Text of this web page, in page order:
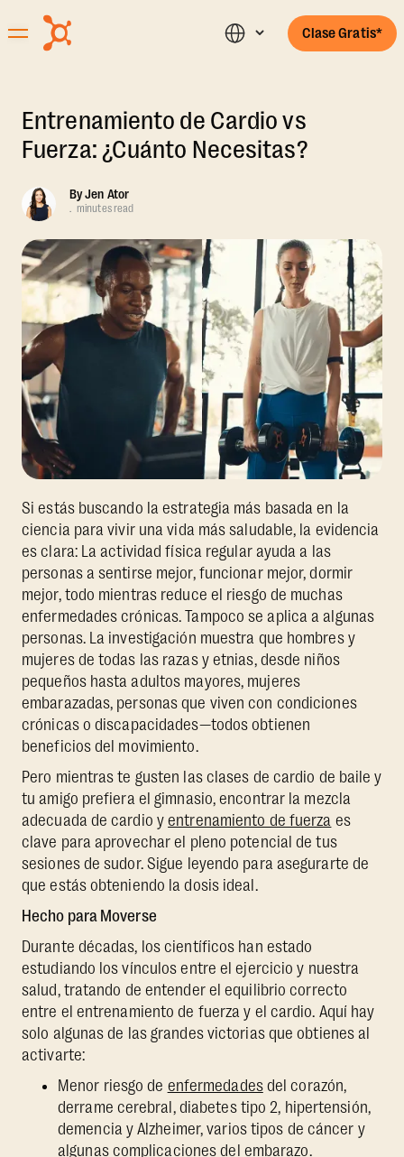
Clase Gratis*
Entrenamiento de Cardio vs
Fuerza: ¿Cuánto Necesitas?
ByJen Ator
. minutes read
Si estás buscando la estrategia más basada en la
ciencia para vivir una vida más saludable, la evidencia
es clara: La actividad física regular ayuda a las
personas a sentirse mejor, funcionar mejor, dormir
mejor, todo mientras reduce el riesgo de muchas
enfermedades crónicas. Tampoco se aplica a algunas
personas. La investigación muestra que hombres y
mujeres de todas las razas y etnias, desde niños
pequeños hasta adultos mayores, mujeres
embarazadas, personas que viven con condiciones
crónicas o discapacidades—todos obtienen
beneficios del movimiento.
Pero mientras te gusten las clases de cardio de baile y
tu amigo prefiera el gimnasio, encontrar la mezcla
adecuada de cardio yentrenamiento de fuerza es
clave para aprovechar el pleno potencial de tus
sesiones de sudor. Sigue leyendo para asegurarte de
que estás obteniendo la dosis ideal.
Hecho para Moverse
Durante décadas, los científicos han estado
estudiando los vínculos entre el ejercicio y nuestra
salud, tratando de entender el equilibrio correcto
entre el entrenamiento de fuerza y el cardio. Aquí hay
solo algunas de las grandes victorias que obtienes al
activarte:
Menor riesgo de enfermedadesdel corazón,
derrame cerebral, diabetes tipo 2, hipertensión,
demencia y Alzheimer, varios tipos de cáncer y
algunas complicaciones del embarazo.